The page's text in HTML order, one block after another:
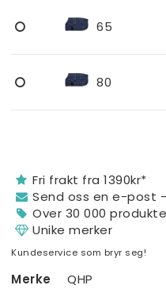
65
80
Fri frakt fra 1390kr*
Send oss ​​en e-post
Over 30 000
Unike merker
Kundeservice som bryr seg!
Merke
QHP